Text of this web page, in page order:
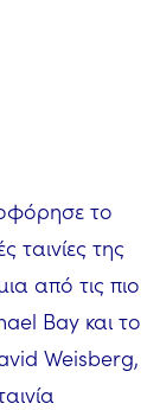
το
ταινίες της
από τις πιο
Bay και το
Weisberg,